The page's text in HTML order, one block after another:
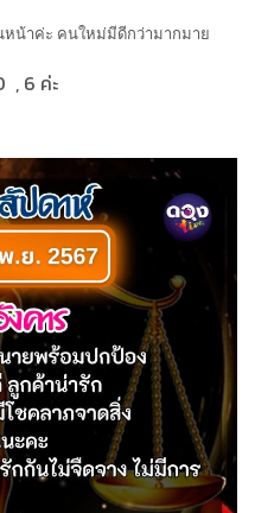
หน้าค่ะ คนใหม่มีดีกว่ามากมาย
, 6 ค่ะ